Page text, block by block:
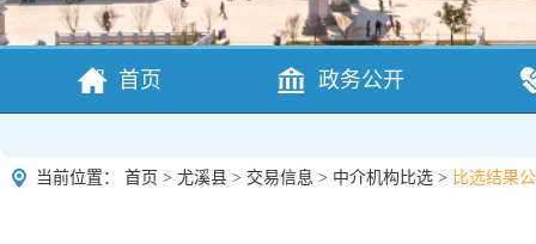
首页 政务公开
当前位置： 首页 > 尤溪县 > 交易信息 > 中介机构比选 > 比选结果